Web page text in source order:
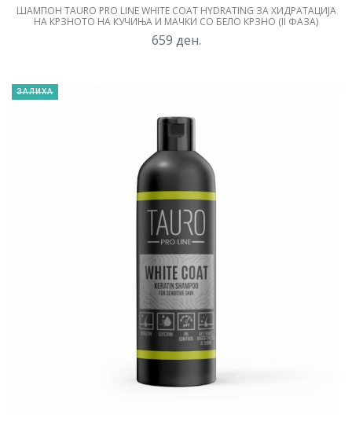
ШАМПОН TAURO PRO LINE WHITE COAT HYDRATING ЗА ХИДРАТАЦИЈА
НА КРЗНОТО НА КУЧИЊА И МАЧКИ СО БЕЛО КРЗНО (II ФАЗА)
659 ден.
ЗАЛИХА